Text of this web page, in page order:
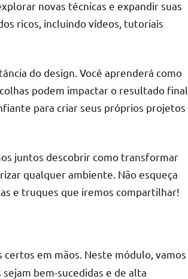
novas técnicas e expandir suas
ricos, incluindo vídeos, tutoriais
do design. Você aprenderá como
podem impactar o resultado final
para criar seus próprios projetos
juntos descobrir como transformar
qualquer ambiente. Não esqueça
e truques que iremos compartilhar!
em mãos. Neste módulo, vamos
bem-sucedidas e de alta